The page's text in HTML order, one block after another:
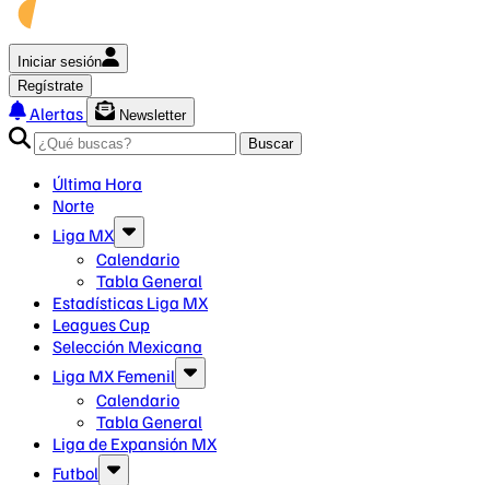
Iniciar sesión
Regístrate
Alertas
Newsletter
Buscar
Última Hora
Norte
Liga MX
Calendario
Tabla General
Estadísticas Liga MX
Leagues Cup
Selección Mexicana
Liga MX Femenil
Calendario
Tabla General
Liga de Expansión MX
Futbol